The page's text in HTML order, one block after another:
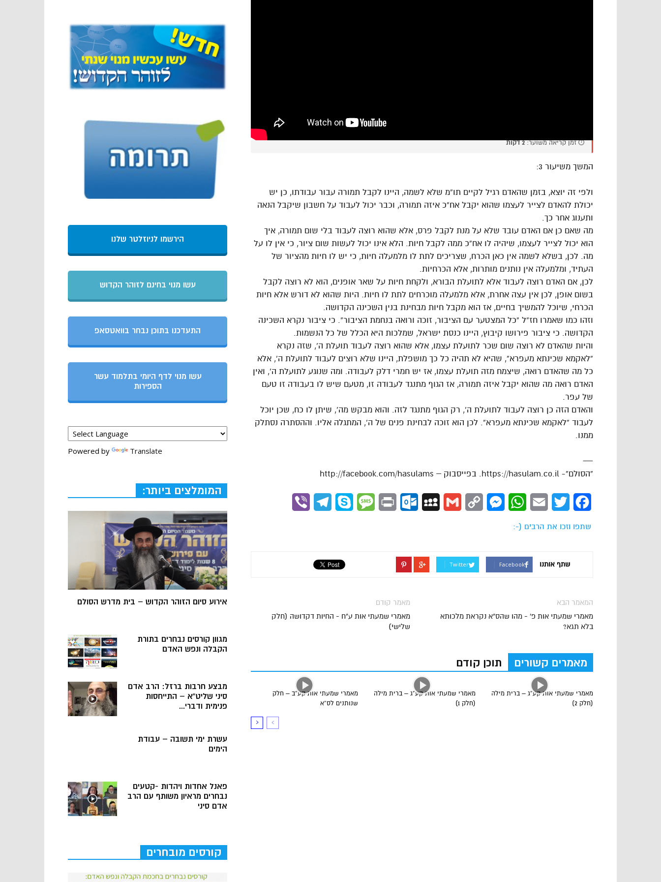
⏱️ זמן קריאה משוער:2 דקות
המשך משיעור 3:
ולפי זה יוצא, בזמן שהאדם רגיל לקיים תו”מ שלא לשמה, היינו לקבל תמורה עבור עבודתו, כן יש
יכולת להאדם לצייר לעצמו שהוא יקבל אח”כ איזה תמורה, וכבר יכול לעבוד על חשבון שיקבל הנאה
ותענוג אחר כך.
מה שאם כן אם האדם עובד שלא על מנת לקבל פרס, אלא שהוא רוצה לעבוד בלי שום תמורה, איך
הוא יכול לצייר לעצמו, שיהיה לו אח”כ ממה לקבל חיות. הלא אינו יכול לעשות שום ציור, כי אין לו על
מה. לכן, בשלא לשמה אין כאן הכרח, שצריכים לתת לו מלמעלה חיות, כי יש לו חיות מהציור של
העתיד, ומלמעלה אין נותנים מותרות, אלא הכרחיות.
לכן, אם האדם רוצה לעבוד אלא לתועלת הבורא, ולקחת חיות על שאר אופנים, הוא לא רוצה לקבל
בשום אופן, לכן אין עצה אחרת, אלא מלמעלה מוכרחים לתת לו חיות. היות שהוא לא דורש אלא חיות
הכרחי, שיוכל להמשיך בחיים, אז הוא מקבל חיות מבחינת בנין השכינה הקדושה.
וזהו כמו שאמרו חז”ל “כל המצטער עם הציבור, זוכה ורואה בנחמת הציבור”. כי ציבור נקרא השכינה
הקדושה. כי ציבור פירושו קיבוץ, היינו כנסת ישראל, שמלכות היא הכלל של כל הנשמות.
והיות שהאדם לא רוצה שום שכר לתועלת עצמו, אלא שהוא רוצה לעבוד תועלת ה’, שזה נקרא
“לאקמא שכינתא מעפרא”, שהיא לא תהיה כל כך מושפלת, היינו שלא רוצים לעבוד לתועלת ה’, אלא
כל מה שהאדם רואה, שיצמח מזה תועלת עצמו, אז יש חמרי דלק לעבודה. ומה שנוגע לתועלת ה’, ואין
האדם רואה מה שהוא יקבל איזה תמורה, אז הגוף מתנגד לעבודה זו, מטעם שיש לו בעבודה זו טעם
של עפר.
והאדם הזה כן רוצה לעבוד לתועלת ה’, רק הגוף מתנגד לזה. והוא מבקש מה’, שיתן לו כח, שכן יוכל
לעבוד “לאקמא שכינתא מעפרא”. לכן הוא זוכה לבחינת פנים של ה’, המתגלה אליו. וההסתרה נסתלק
ממנו.
—
“הסולם”- https://hasulam.co.il. בפייסבוק – http://facebook.com/hasulams
Facebook
Twitter
Email
WhatsApp
Messenger
Copy
Gmail
MySpace
Outlook.com
Print
Message
Skype
Telegram
שתפו וזכו את הרבים (-:
שתף אותנו Facebook
Twitter
מאמר קודם
מאמרי שמעתי אות ע"ח - החיות דקדושה (חלק
שלישי)
המאמר הבא
מאמרי שמעתי אות פ' - מהו שהס"א נקראת מלכותא
בלא תגא?
מאמרים קשורים תוכן קודם
מאמרי שמעתי אות קע”ב – חלק
שנותנים לס”א
מאמרי שמעתי אות קע”ג – ברית מילה
(חלק 1)
מאמרי שמעתי אות קע”ג – ברית מילה
(חלק 2)
הירשמו לניוזלטר שלנו
עשו מנוי בחינם לזוהר הקדוש
התעדכנו בתוכן נבחר בוואטסאפ
עשו מנוי לדף היומי בתלמוד עשר
הספירות
Powered by Translate
המומלצים ביותר:
אירוע סיום הזוהר הקדוש – בית מדרש הסולם
מגוון קורסים נבחרים בתורת
הקבלה ונפש האדם
מבצע חרבות ברזל: הרב אדם
סיני שליט”א – התייחסות
פנימית ודברי...
עשרת ימי תשובה – עבודת
הימים
פאנל אחדות ויהדות -קטעים
נבחרים מראיון משותף עם הרב
אדם סיני
קורסים מובחרים